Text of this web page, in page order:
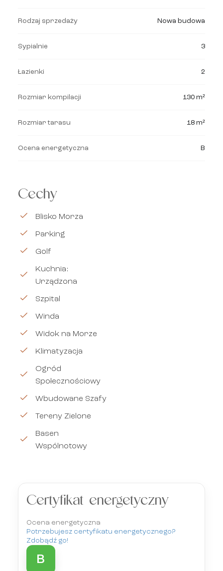
Rodzaj sprzedaży Nowa budowa
Sypialnie 3
Łazienki 2
Rozmiar kompilacji 130 m²
Rozmiar tarasu 18 m²
Ocena energetyczna B
Cechy
Blisko Morza
Parking
Golf
Kuchnia:
Urządzona
Szpital
Winda
Widok na Morze
Klimatyzacja
Ogród
Społecznościowy
Wbudowane Szafy
Tereny Zielone
Basen
Wspólnotowy
Certyfikat energetyczny
Ocena energetyczna
Potrzebujesz certyfikatu energetycznego?
Zdobądź go!
B